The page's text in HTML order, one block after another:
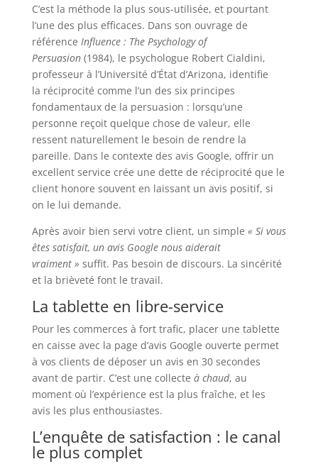
C’est la méthode la plus sous-utilisée, et pourtant
l’une des plus efficaces. Dans son ouvrage de
référence Influence : The Psychology of
Persuasion(1984), le psychologue Robert Cialdini,
professeur à l’Université d’État d’Arizona, identifie
la réciprocité comme l’un des six principes
fondamentaux de la persuasion : lorsqu’une
personne reçoit quelque chose de valeur, elle
ressent naturellement le besoin de rendre la
pareille. Dans le contexte des avis Google, offrir un
excellent service crée une dette de réciprocité que le
client honore souvent en laissant un avis positif, si
on le lui demande.
Après avoir bien servi votre client, un simple « Si vous
êtes satisfait, un avis Google nous aiderait
vraiment » suffit. Pas besoin de discours. La sincérité
et la brièveté font le travail.
La tablette en libre-service
Pour les commerces à fort trafic, placer une tablette
en caisse avec la page d’avis Google ouverte permet
à vos clients de déposer un avis en 30 secondes
avant de partir. C’est une collecte à chaud, au
moment où l’expérience est la plus fraîche, et les
avis les plus enthousiastes.
L’enquête de satisfaction : le canal
le plus complet